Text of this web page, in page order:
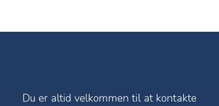
Du er altid velkommen til at kontakte